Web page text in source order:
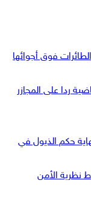
فوق أجوائها
ردا على المجازر
حكم الذيول في
الأمن